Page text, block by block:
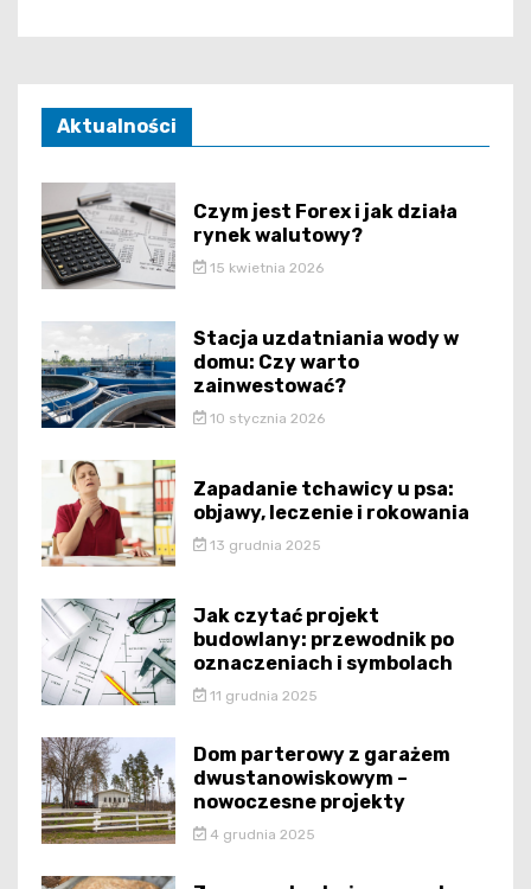
Aktualności
Czym jest Forex i jak działa
rynek walutowy?
15 kwietnia 2026
Stacja uzdatniania wody w
domu: Czy warto
zainwestować?
10 stycznia 2026
Zapadanie tchawicy u psa:
objawy, leczenie i rokowania
13 grudnia 2025
Jak czytać projekt
budowlany: przewodnik po
oznaczeniach i symbolach
11 grudnia 2025
Dom parterowy z garażem
dwustanowiskowym –
nowoczesne projekty
4 grudnia 2025